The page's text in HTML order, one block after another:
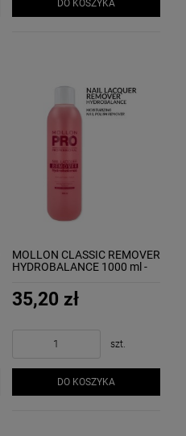
DO KOSZYKA
MOLLON CLASSIC REMOVER
HYDROBALANCE 1000 ml -
zmywacz do paznokci
35,20 zł
szt.
DO KOSZYKA